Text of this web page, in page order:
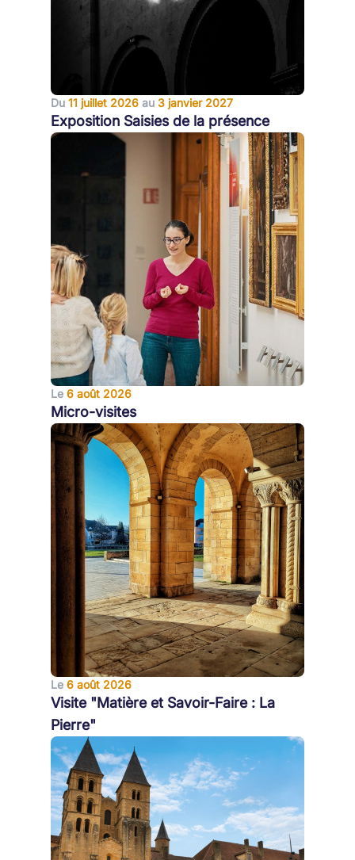
Du 11 juillet 2026 au 3 janvier 2027
Exposition Saisies de la présence
Le 6 août 2026
Micro-visites
Le 6 août 2026
Visite "Matière et Savoir-Faire : La
Pierre"